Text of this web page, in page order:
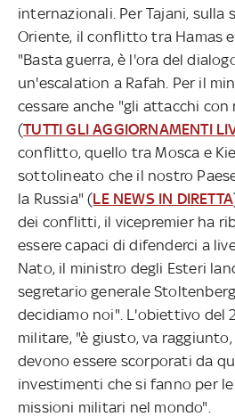
internazionali. Per Tajani, sulla
Oriente, il conflitto tra Hamas e
"Basta guerra, è l'ora del
un'escalation a Rafah. Per il
cessare anche "gli attacchi con
(TUTTI GLI AGGIORNAMENTI
conflitto, quello tra Mosca e
sottolineato che il nostro
la Russia" (LE NEWS IN DIRETTA
dei conflitti, il vicepremier ha
essere capaci di difenderci a
Nato, il ministro degli Esteri
segretario generale
decidiamo noi". L'obiettivo del
militare, "è giusto, va
devono essere scorporati da
investimenti che si fanno per
missioni militari nel mondo".